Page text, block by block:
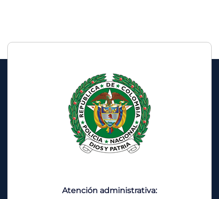
Atención administrativa: